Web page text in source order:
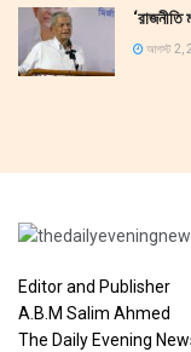
‘রাজনীতি
আগস্ট 2,
Editor and Publisher
A.B.M Salim Ahmed
The Daily Evening